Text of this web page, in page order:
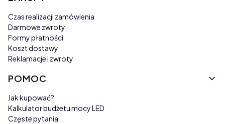
Czas realizacji zamówienia
Darmowe zwroty
Formy płatności
Koszt dostawy
Reklamacje i zwroty
POMOC
Jak kupować?
Kalkulator budżetu mocy LED
Częste pytania